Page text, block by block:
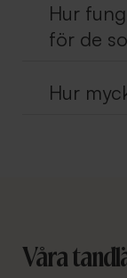
Hur
för de
Hur
Våra